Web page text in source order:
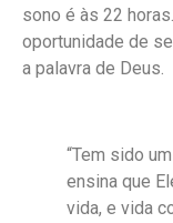
sono é às 22
oportunidade de
a palavra de Deus.
“Tem sido
ensina que
vida, e vida